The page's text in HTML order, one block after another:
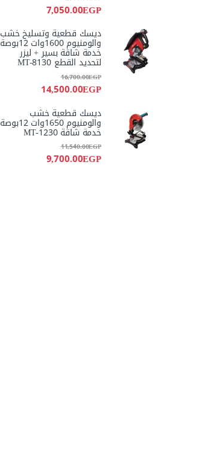
7,050.00EGP
ديسك قطعية وتسليخ خشب
والومنيوم 1600وات 12بوصة
خدمة شاقة بسير + ليزر
لتحديد القطع MT-8130
14,500.00EGP
16,700.00EGP
ديسك قطعية خشب
والومنيوم 1650وات 12بوصة
خدمة شاقة MT-1230
9,700.00EGP
11,540.00EGP